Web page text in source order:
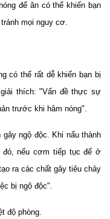
để ăn có thể khiến bạn
mọi nguy cơ.
có thể rất dễ khiến bạn bị
thích: "Vấn đề thực sự
trước khi hâm nóng".
ngộ độc. Khi nấu thành
nếu cơm tiếp tục để ở
ra các chất gây tiêu chảy
bị ngộ độc".
độ phòng.